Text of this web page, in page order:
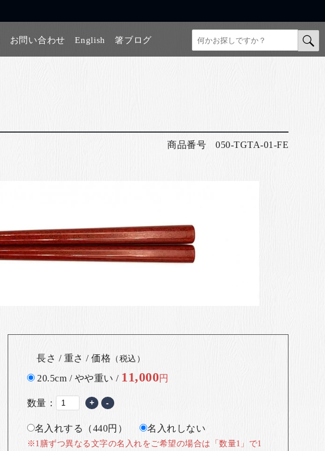
お問い合わせ English 箸ブログ
商品番号 050-TGTA-01-FE
長さ / 重さ / 価格 （税込）
20.5cm / やや重い / 11,000円
数量： + -
名入れする（440円） 名入れしない
※1膳ずつ異なる文字の名入れをご希望の場合は「数量1」で1